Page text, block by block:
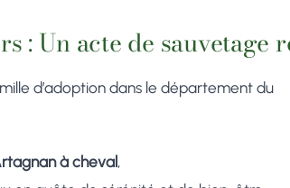
: Un acte de sauvetage
d’adoption dans le département du
à cheval ,